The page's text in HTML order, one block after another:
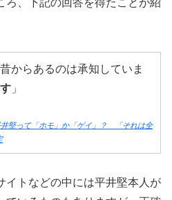
ろ、下記の回答を得たことが紹
からあるのは承知していま
」
堅って「ホモ」か「ゲイ」？ 「それは全
イトなどの中には平井堅本人が